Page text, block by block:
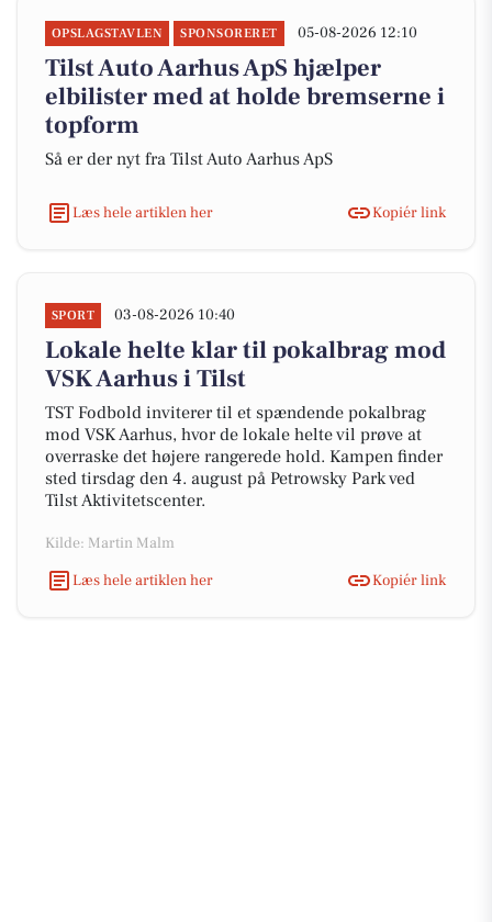
OPSLAGSTAVLEN SPONSORERET 05-08-2026 12:10
Tilst Auto Aarhus ApS hjælper
elbilister med at holde bremserne i
topform
Så er der nyt fra Tilst Auto Aarhus ApS
Læs hele artiklen her Kopiér link
SPORT 03-08-2026 10:40
Lokale helte klar til pokalbrag mod
VSK Aarhus i Tilst
TST Fodbold inviterer til et spændende pokalbrag
mod VSK Aarhus, hvor de lokale helte vil prøve at
overraske det højere rangerede hold. Kampen finder
sted tirsdag den 4. august på Petrowsky Park ved
Tilst Aktivitetscenter.
Kilde: Martin Malm
Læs hele artiklen her
Kopiér link